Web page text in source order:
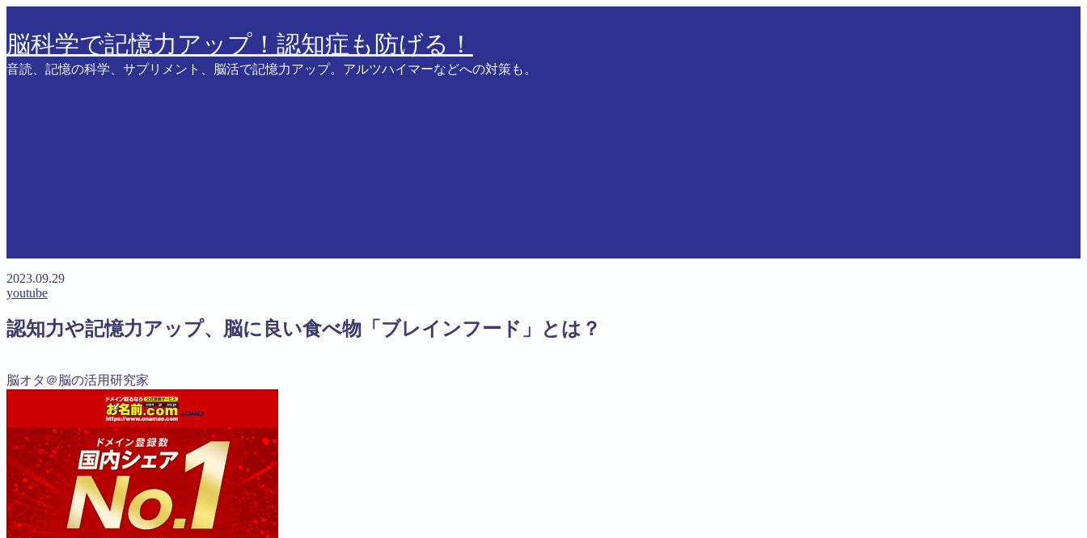
脳科学で記憶力アップ！認知症も防げる！
音読、記憶の科学、サプリメント、脳活で記憶力アップ。アルツハイマーなどへの対策も。
2023.09.29
youtube
認知力や記憶力アップ、脳に良い食べ物「ブレインフード」とは？
脳オタ＠脳の活用研究家